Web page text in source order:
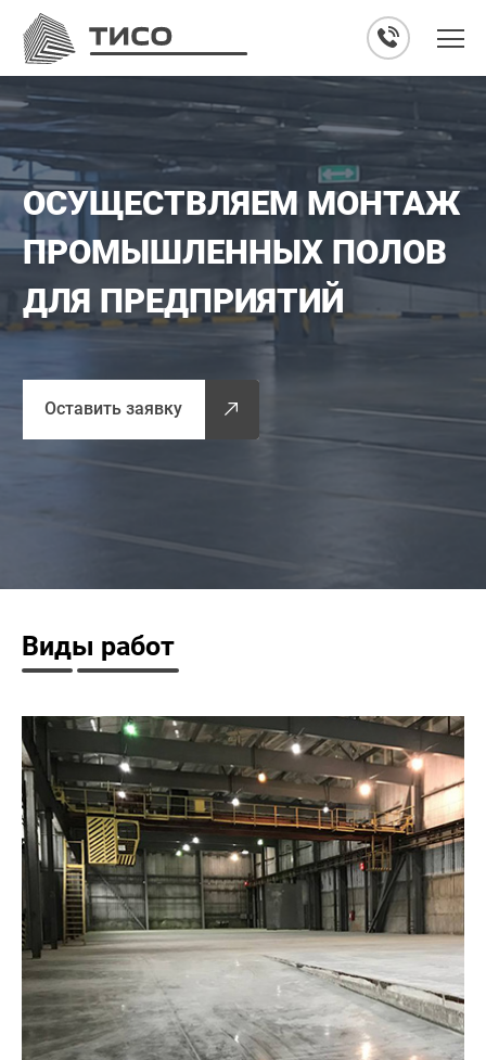
ОСУЩЕСТВЛЯЕМ МОНТАЖ
ПРОМЫШЛЕННЫХ ПОЛОВ
ДЛЯ ПРЕДПРИЯТИЙ
Оставить заявку
Виды работ